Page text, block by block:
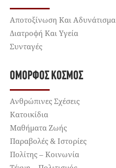
Αποτοξίνωση Και Αδυνάτισμα
Διατροφή Και Υγεία
Συνταγές
ΌΜΟΡΦΟΣ ΚΌΣΜΟΣ
Ανθρώπινες Σχέσεις
Κατοικίδια
Μαθήματα Ζωής
Παραβολές & Ιστορίες
Πολίτης – Κοινωνία